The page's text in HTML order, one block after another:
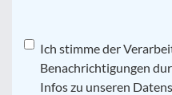
Datenschutz*
Ich stimme der
Benachrichtigungen
Infos zu unseren